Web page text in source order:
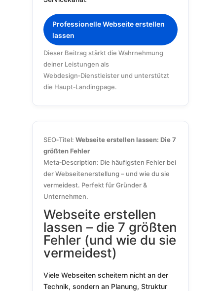
Professionelle Webseite erstellen
lassen
Dieser Beitrag stärkt die Wahrnehmung
deiner Leistungen als
Webdesign‑Dienstleister und unterstützt
die Haupt‑Landingpage.
SEO‑Titel: Webseite erstellen lassen: Die 7
größten Fehler
Meta‑Description: Die häufigsten Fehler bei
der Webseitenerstellung – und wie du sie
vermeidest. Perfekt für Gründer &
Unternehmen.
Webseite erstellen
lassen – die 7 größten
Fehler (und wie du sie
vermeidest)
Viele Webseiten scheitern nicht an der
Technik, sondern an Planung, Struktur